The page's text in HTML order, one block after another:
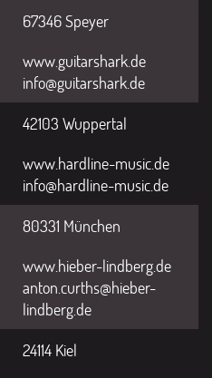
67346 Speyer
www.guitarshark.de
info@guitarshark.de
42103 Wuppertal
www.hardline-music.de
info@hardline-music.de
80331 München
www.hieber-lindberg.de
anton.curths@hieber-
lindberg.de
24114 Kiel